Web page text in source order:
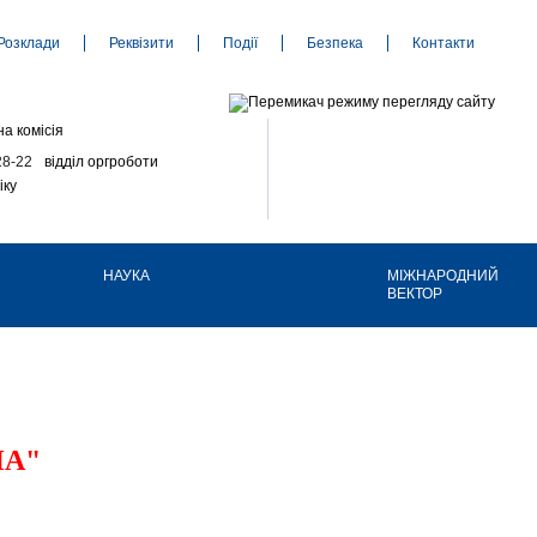
Розклади Реквізити Події Безпека Контакти
комісія
відділ оргроботи
22
НАУКА
МІЖНАРОДНИЙ
ВЕКТОР